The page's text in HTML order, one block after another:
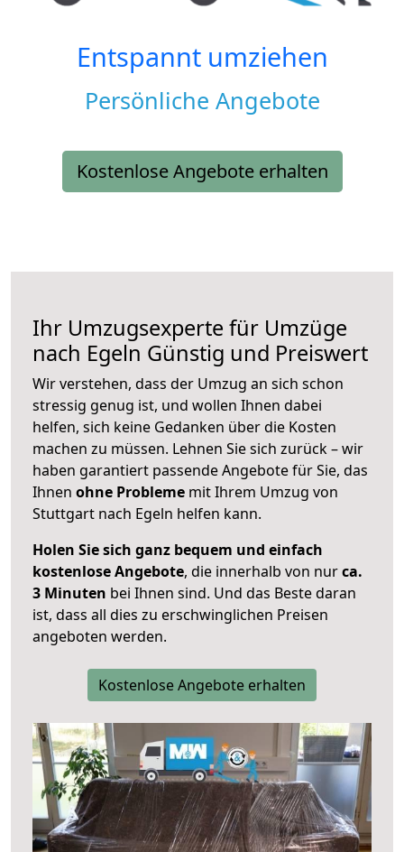
Entspannt umziehen
Persönliche Angebote
Kostenlose Angebote erhalten
Ihr Umzugsexperte für Umzüge
nach Egeln Günstig und Preiswert
Wir verstehen, dass der Umzug an sich schon
stressig genug ist, und wollen Ihnen dabei
helfen, sich keine Gedanken über die Kosten
machen zu müssen. Lehnen Sie sich zurück – wir
haben garantiert passende Angebote für Sie, das
Ihnen ohne Probleme mit Ihrem Umzug von
Stuttgart nach Egeln helfen kann.
Holen Sie sich ganz bequem und einfach
kostenlose Angebote, die innerhalb von nurca.
3 Minuten bei Ihnen sind. Und das Beste daran
ist, dass all dies zu erschwinglichen Preisen
angeboten werden.
Kostenlose Angebote erhalten